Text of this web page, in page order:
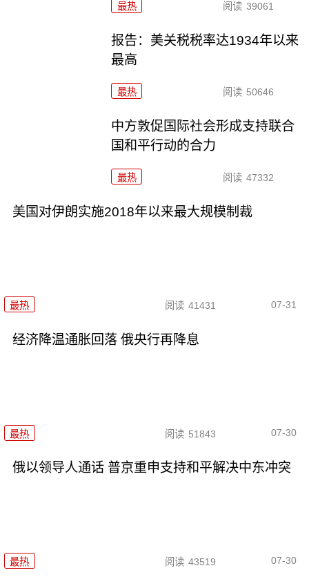
最热 阅读 39061
报告：美关税税率达1934年以来
最高
最热 阅读 50646
中方敦促国际社会形成支持联合
国和平行动的合力
最热 阅读 47332
美国对伊朗实施2018年以来最大规模制裁
最热 阅读 41431 07-31
经济降温通胀回落 俄央行再降息
最热 阅读 51843 07-30
俄以领导人通话 普京重申支持和平解决中东冲突
最热 阅读 43519 07-30